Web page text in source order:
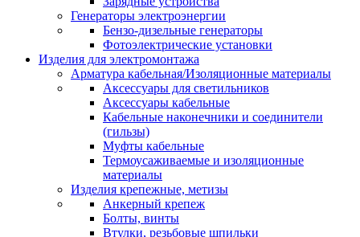
Генераторы электроэнергии
Бензо-дизельные генераторы
Фотоэлектрические установки
Изделия для электромонтажа
Арматура кабельная/Изоляционные материалы
Аксессуары для светильников
Аксессуары кабельные
Кабельные наконечники и соединители
(гильзы)
Муфты кабельные
Термоусаживаемые и изоляционные
материалы
Изделия крепежные, метизы
Анкерный крепеж
Болты, винты
Втулки, резьбовые шпильки